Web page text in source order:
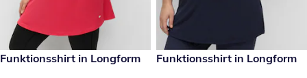
25,99 €
Funktionsshirt in Longform 25,99 €
Funktionsshirt in Longform